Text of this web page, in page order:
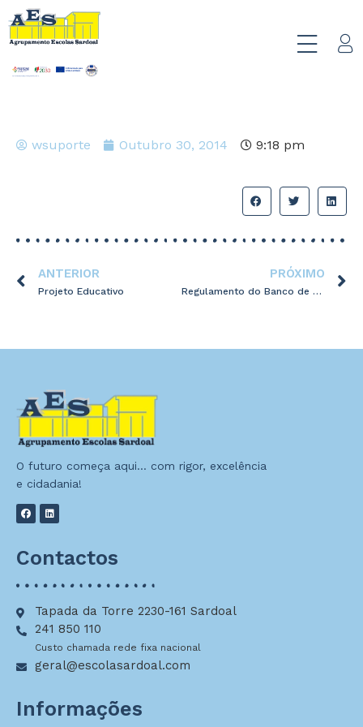
wsuporte Outubro 30, 2014 9:18 pm
ANTERIOR
Projeto Educativo
PRÓXIMO
Regulamento do Banco de Manuais Escolares
O futuro começa aqui… com rigor, excelência
e cidadania!
Contactos
Tapada da Torre 2230-161 Sardoal
241 850 110
Custo chamada rede fixa nacional
geral@escolasardoal.com
Informações